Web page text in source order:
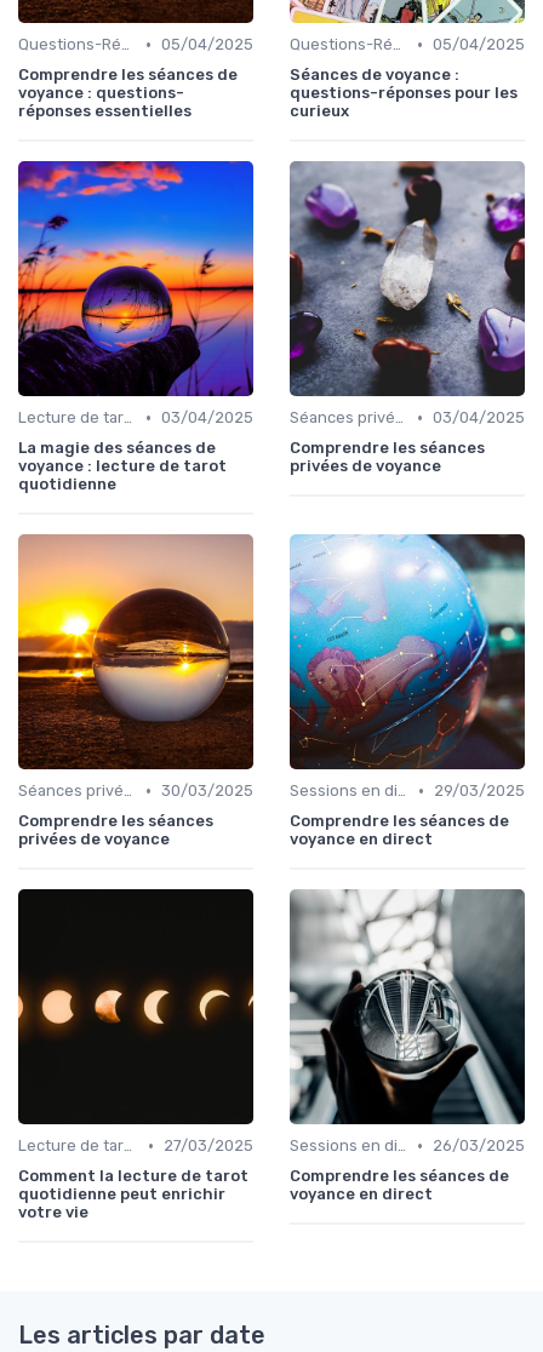
Questions-Réponses • 05/04/2025
Comprendre les séances de
voyance : questions-
réponses essentielles
Questions-Réponses • 05/04/2025
Séances de voyance :
questions-réponses pour les
curieux
Lecture de tarot quotidienne • 03/04/2025
La magie des séances de
voyance : lecture de tarot
quotidienne
Séances privées • 03/04/2025
Comprendre les séances
privées de voyance
Séances privées • 30/03/2025
Comprendre les séances
privées de voyance
Sessions en direct •
29/03/2025
Comprendre les séances de
voyance en direct
Lecture de tarot quotidienne •
27/03/2025
Comment la lecture de tarot
quotidienne peut enrichir
votre vie
Sessions en direct •
26/03/2025
Comprendre les séances de
voyance en direct
Les articles par date